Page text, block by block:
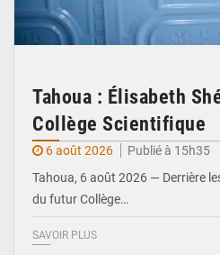
Tahoua : Élisabeth
Collège Scientifique
6 août 2026
Publié à 15h35
Tahoua, 6 août 2026 — Derrière
du futur Collège…
SAVOIR PLUS